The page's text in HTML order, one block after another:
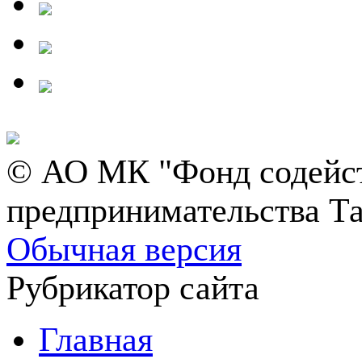
© АО МК "Фонд
предпринимательства
Обычная версия
Рубрикатор сайта
Главная